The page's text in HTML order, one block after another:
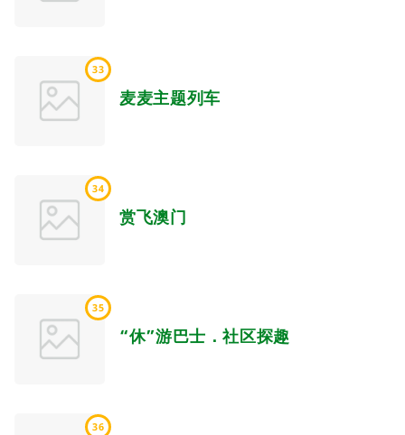
33
麦麦主题列车
34
赏飞澳门
35
“休”游巴士．社区探趣
36